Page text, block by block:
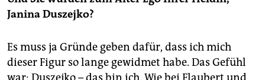
Janina Duszejko?
Es muss ja Gründe geben dafür, dass ich mich
dieser Figur so lange gewidmet habe. Das Gefühl